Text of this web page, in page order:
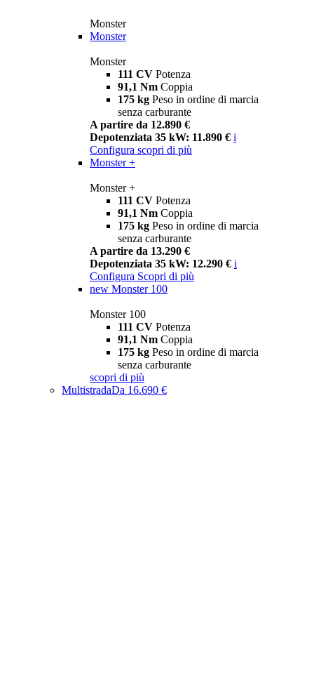
Monster
Monster
Monster
111 CV Potenza
91,1 Nm Coppia
175 kg Peso in ordine di marcia
senza carburante
A partire da 12.890 €
Depotenziata 35 kW: 11.890 € i
Configura scopri di più
Monster +
Monster +
111 CV Potenza
91,1 Nm Coppia
175 kg Peso in ordine di marcia
senza carburante
A partire da 13.290 €
Depotenziata 35 kW: 12.290 € i
Configura Scopri di più
new Monster 100
Monster 100
111 CV Potenza
91,1 Nm Coppia
175 kg Peso in ordine di marcia
senza carburante
scopri di più
MultistradaDa 16.690 €